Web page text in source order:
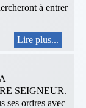
à entrer
Lire plus...
SEIGNEUR.
ses ordres avec